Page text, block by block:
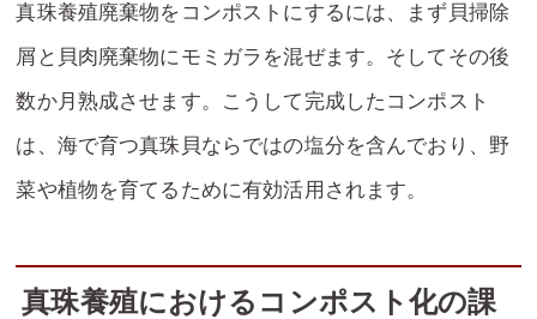
真珠養殖廃棄物をコンポストにするには、まず貝掃除
屑と貝肉廃棄物にモミガラを混ぜます。そしてその後
数か月熟成させます。こうして完成したコンポスト
は、海で育つ真珠貝ならではの塩分を含んでおり、野
菜や植物を育てるために有効活用されます。
真珠養殖におけるコンポスト化の課